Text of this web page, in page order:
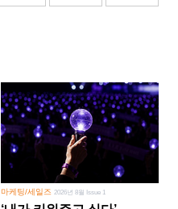
마케팅/세일즈 2026년 8월 Issue 1